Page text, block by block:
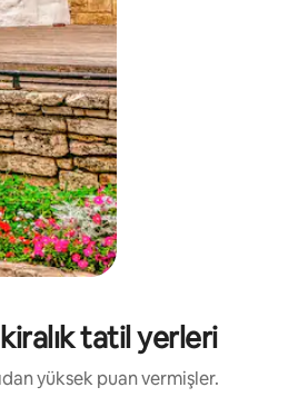
tatil yerleri
yüksek puan vermişler.